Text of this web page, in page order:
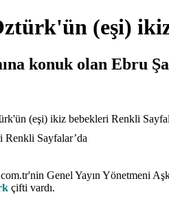
(eşi)
konuk olan Ebru
(eşi) ikiz bebekleri Renkli
Genel Yayın Yönetmeni
çifti vardı.